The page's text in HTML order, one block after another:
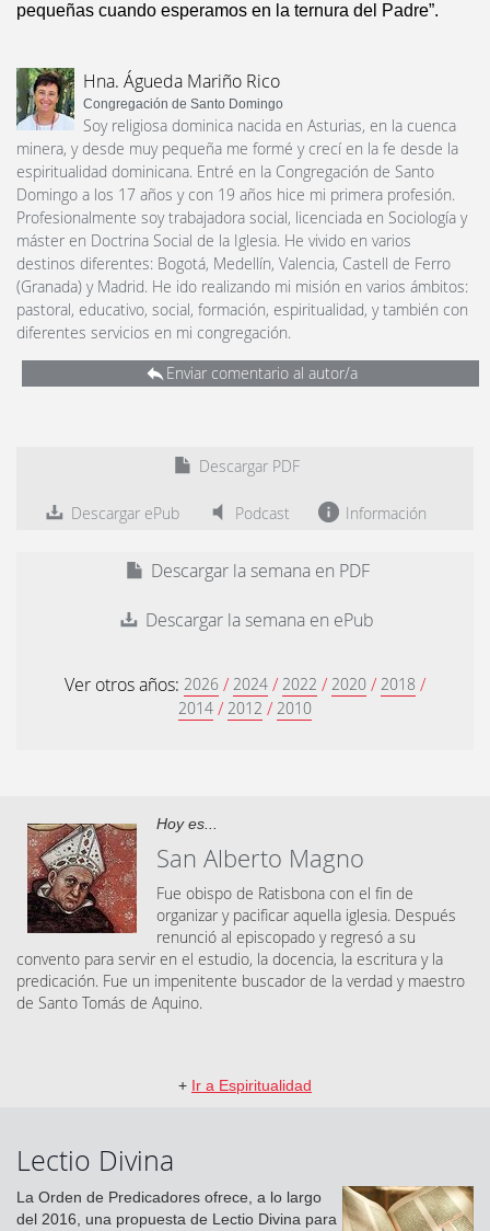
pequeñas cuando esperamos en la ternura del Padre”.
Hna. Águeda Mariño Rico
Congregación de Santo Domingo
Soy religiosa dominica nacida en Asturias, en la cuenca
minera, y desde muy pequeña me formé y crecí en la fe desde la
espiritualidad dominicana. Entré en la Congregación de Santo
Domingo a los 17 años y con 19 años hice mi primera profesión.
Profesionalmente soy trabajadora social, licenciada en Sociología y
máster en Doctrina Social de la Iglesia. He vivido en varios
destinos diferentes: Bogotá, Medellín, Valencia, Castell de Ferro
(Granada) y Madrid. He ido realizando mi misión en varios ámbitos:
pastoral, educativo, social, formación, espiritualidad, y también con
diferentes servicios en mi congregación.
Enviar comentario al autor/a
Descargar PDF
Descargar ePub Podcast Información
Descargar la semana en PDF
Descargar la semana en ePub
Ver otros años: 2026 / 2024 / 2022 / 2020 / 2018 /
2014 / 2012 / 2010
Hoy es...
San Alberto Magno
Fue obispo de Ratisbona con el fin de
organizar y pacificar aquella iglesia. Después
renunció al episcopado y regresó a su
convento para servir en el estudio, la docencia, la escritura y la
predicación. Fue un impenitente buscador de la verdad y maestro
de Santo Tomás de Aquino.
+ Ir a Espiritualidad
Lectio Divina
La Orden de Predicadores ofrece, a lo largo
del 2016, una propuesta de Lectio Divina para